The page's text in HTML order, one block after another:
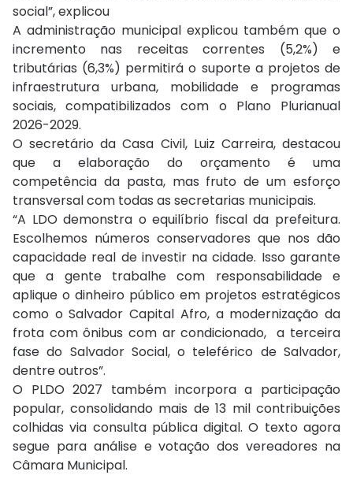
social”, explicou
A administração municipal explicou também que o
incremento nas receitas correntes (5,2%) e
tributárias (6,3%) permitirá o suporte a projetos de
infraestrutura urbana, mobilidade e programas
sociais, compatibilizados com o Plano Plurianual
2026-2029.
O secretário da Casa Civil, Luiz Carreira, destacou
que a elaboração do orçamento é uma
competência da pasta, mas fruto de um esforço
transversal com todas as secretarias municipais.
“A LDO demonstra o equilíbrio fiscal da prefeitura.
Escolhemos números conservadores que nos dão
capacidade real de investir na cidade. Isso garante
que a gente trabalhe com responsabilidade e
aplique o dinheiro público em projetos estratégicos
como o Salvador Capital Afro, a modernização da
frota com ônibus com ar condicionado, a terceira
fase do Salvador Social, o teleférico de Salvador,
dentre outros”.
O PLDO 2027 também incorpora a participação
popular, consolidando mais de 13 mil contribuições
colhidas via consulta pública digital. O texto agora
segue para análise e votação dos vereadores na
Câmara Municipal.